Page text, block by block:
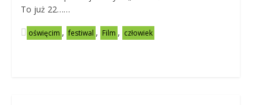
To już 22……
oświęcim , festiwal , Film , człowiek